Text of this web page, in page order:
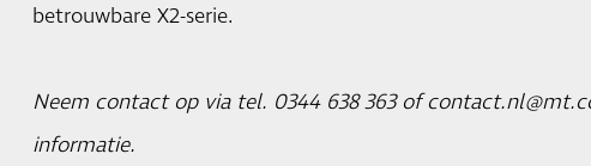
betrouwbare X2-serie.
Neem contact op via tel. 0344 638 363 of
informatie.